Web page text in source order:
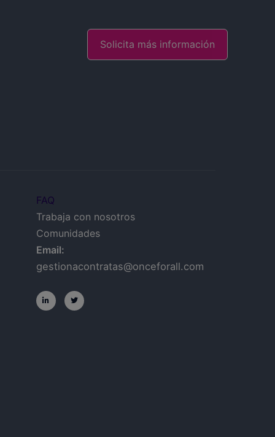
Solicita más información
FAQ
Trabaja con nosotros
Comunidades
Email:
gestionacontratas@onceforall.com